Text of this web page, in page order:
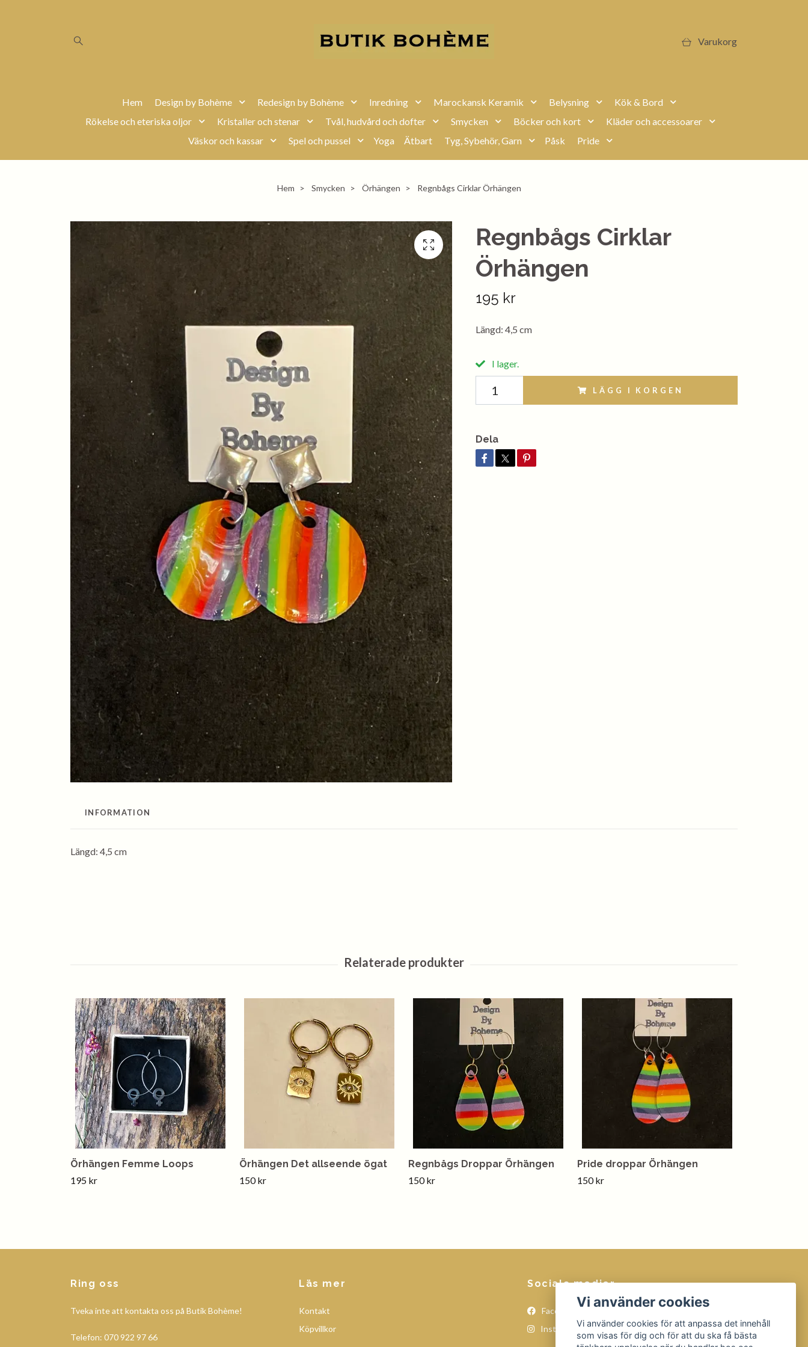
Varukorg
Hem Design by Bohème Redesign by Bohème Inredning Marockansk Keramik Belysning
Kök & Bord
Rökelse och eteriska oljor
Kristaller och stenar Tvål, hudvård och dofter Smycken Böcker och kort
Kläder och accessoarer
Väskor och kassar
Spel och pussel Yoga Ätbart Tyg, Sybehör, Garn Påsk Pride
Hem Smycken Örhängen Regnbågs Cirklar Örhängen
Regnbågs Cirklar
Örhängen
195 kr
Längd: 4,5 cm
I lager.
LÄGG I KORGEN
Dela
INFORMATION
Längd: 4,5 cm
Örhängen Femme Loops
195 kr
Örhängen Det allseende ögat
150 kr
Regnbågs Droppar Örhängen
150 kr
Pride droppar Örhängen
150 kr
Ring oss
Tveka inte att kontakta oss på Butik Bohème!
Telefon: 070 922 97 66
Läs mer
Kontakt
Köpvillkor
Sociala medier
Facebook
Instagram
Vi använder cookies
Vi använder cookies för att anpassa det innehåll
som visas för dig och för att du ska få bästa